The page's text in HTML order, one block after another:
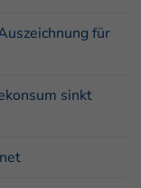
für
sinkt